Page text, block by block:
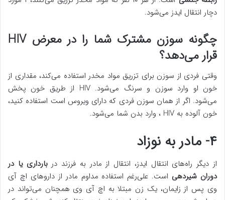
دچار انتقال ایدز می‌شود.
چگونه سوزن مشترک شما را در معرض HIV
قرار می‌دهد؟
وقتی فردی از سوزن برای تزریق مواد مخدر استفاده می‌کند، مقداری از
خون او وارد سوزن و سرنگ می‌شود. HIV از طریق خون پخش
می‌شود. اگر از همان سوزن فردی که دارای ویروس است استفاده کنید،
خون آلوده به HIV ، وارد بدن شما می‌شود.
۴- مادر به نوزاد
از دیگر راه‌های انتقال ایدز، انتقال از مادر به فرزند دربارداری یا در
دوران شیردهی است. علی‌رغم استفاده مداوم مادر از داروهای اچ آی
وی پس از زایمان، یک زن مبتلا به اچ آی وی همچنان می‌تواند در